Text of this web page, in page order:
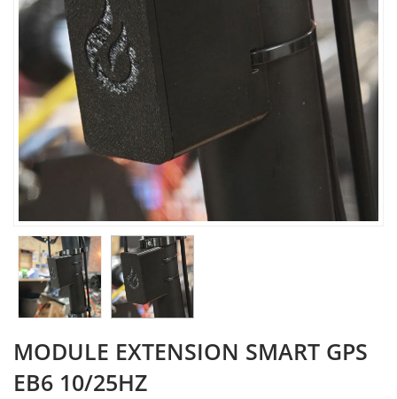
MODULE EXTENSION SMART GPS
EB6 10/25HZ